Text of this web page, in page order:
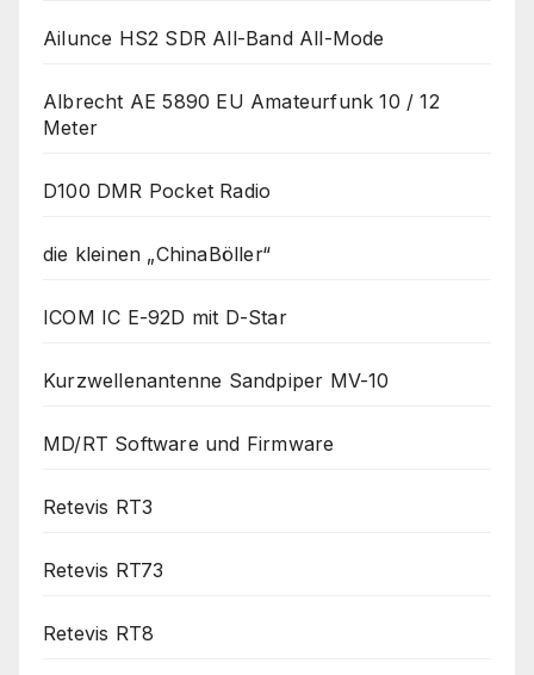
Ailunce HS2 SDR All-Band All-Mode
Albrecht AE 5890 EU Amateurfunk 10 / 12
Meter
D100 DMR Pocket Radio
die kleinen „ChinaBöller“
ICOM IC E-92D mit D-Star
Kurzwellenantenne Sandpiper MV-10
MD/RT Software und Firmware
Retevis RT3
Retevis RT73
Retevis RT8